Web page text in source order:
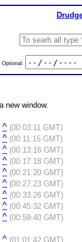
Optional:
new window.
^ (00:03:11 GMT)
^ (00:11:15 GMT)
^ (00:13:16 GMT)
^ (00:17:18 GMT)
^ (00:21:20 GMT)
^ (00:27:23 GMT)
^ (00:33:26 GMT)
^ (00:45:32 GMT)
^ (00:59:40 GMT)
^ (01:01:42 GMT)